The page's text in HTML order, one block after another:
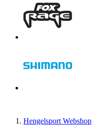
Hengelsport Webshop